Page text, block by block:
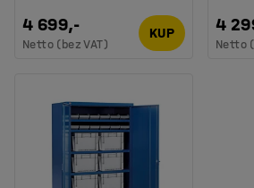
4 699,-
Netto (bez VAT)
KUP 4
Netto